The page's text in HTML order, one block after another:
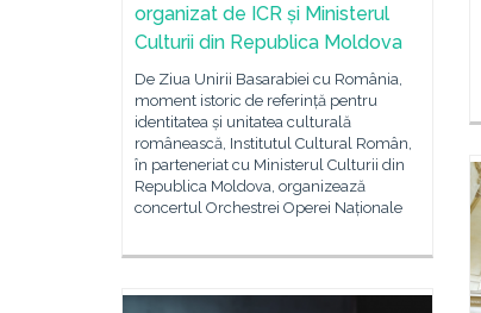
organizat de ICR și Ministerul
Culturii din Republica Moldova
De Ziua Unirii Basarabiei cu România,
moment istoric de referință pentru
identitatea și unitatea culturală
românească, Institutul Cultural Român,
în parteneriat cu Ministerul Culturii din
Republica Moldova, organizează
concertul Orchestrei Operei Naționale